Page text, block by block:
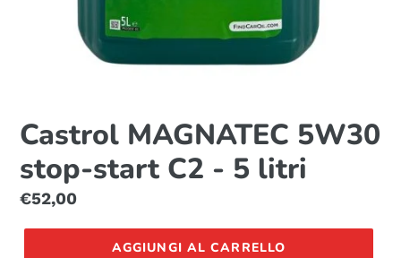
Castrol MAGNATEC 5W30
stop-start C2 - 5 litri
Prezzo
di
€52,00
AGGIUNGI AL CARRELLO